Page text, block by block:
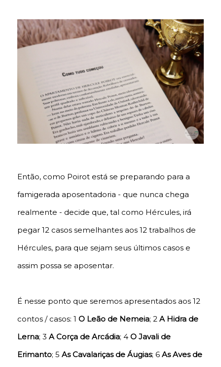
Então, como Poirot está se preparando para a
famigerada aposentadoria - que nunca chega
realmente - decide que, tal como Hércules, irá
pegar 12 casos semelhantes aos 12 trabalhos de
Hércules, para que sejam seus últimos casos e
assim possa se aposentar.
É nesse ponto que seremos apresentados aos 12
contos / casos: 1 O Leão de Nemeia; 2 A Hidra de
Lerna; 3 A Corça de Arcádia; 4 O Javali de
Erimanto; 5 As Cavalariças de Áugias; 6 As Aves de